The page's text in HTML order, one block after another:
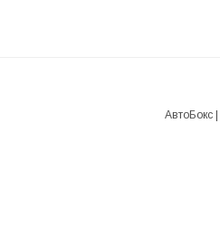
АвтоБокс |